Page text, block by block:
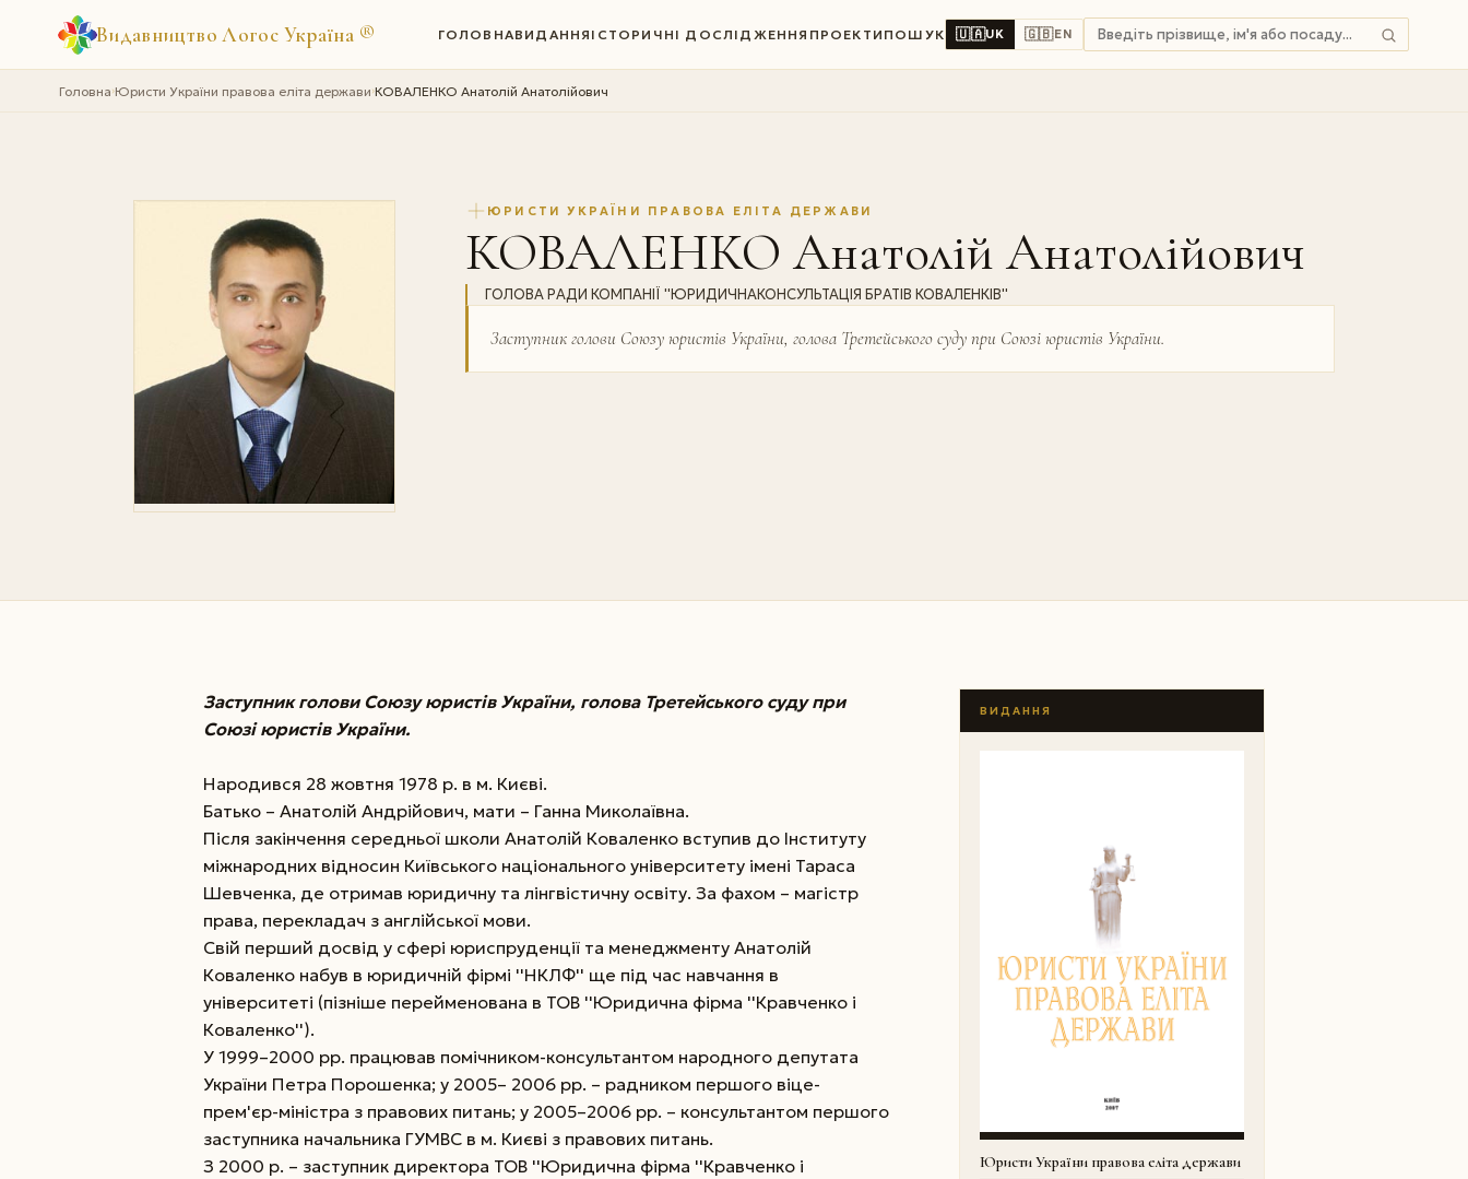
Видавництво Логос Україна ® ГОЛОВНАВИДАННЯ ІСТОРИЧНІ ДОСЛІДЖЕННЯ ПРОЕКТИ ПОШУК 🇺🇦UK 🇬🇧EN
Головна›Юристи України правова еліта держави›КОВАЛЕНКО Анатолій Анатолійович
ЮРИСТИ УКРАЇНИ ПРАВОВА ЕЛІТА ДЕРЖАВИ
КОВАЛЕНКО Анатолій Анатолійович
ГОЛОВА РАДИ КОМПАНІЇ ''ЮРИДИЧНАКОНСУЛЬТАЦІЯ БРАТІВ КОВАЛЕНКІВ''
Заступник голови Союзу юристів України, голова Третейського суду при Союзі юристів України.
Заступник голови Союзу юристів України, голова Третейського суду при
Союзі юристів України.
Народився 28 жовтня 1978 р. в м. Києві.
Батько – Анатолій Андрійович, мати – Ганна Миколаївна.
Після закінчення середньої школи Анатолій Коваленко вступив до Інституту
міжнародних відносин Київського національного університету імені Тараса
Шевченка, де отримав юридичну та лінгвістичну освіту. За фахом – магістр
права, перекладач з англійської мови.
Свій перший досвід у сфері юриспруденції та менеджменту Анатолій
Коваленко набув в юридичній фірмі ''НКЛФ'' ще під час навчання в
університеті (пізніше перейменована в ТОВ ''Юридична фірма ''Кравченко і
Коваленко'').
У 1999–2000 рр. працював помічником-консультантом народного депутата
України Петра Порошенка; у 2005– 2006 рр. – радником першого віце-
прем'єр-міністра з правових питань; у 2005–2006 рр. – консультантом першого
заступника начальника ГУМВС в м. Києві з правових питань.
З 2000 р. – заступник директора ТОВ ''Юридична фірма ''Кравченко і
ВИДАННЯ
Юристи України правова еліта держави